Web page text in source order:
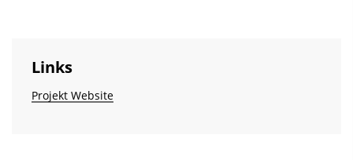
Links
Projekt Website